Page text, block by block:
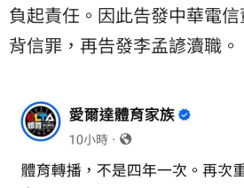
負起責任。因此告發中華電
背信罪，再告發李孟諺瀆職。